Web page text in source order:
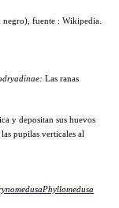
fuente : Wikipedia.
Las ranas
y depositan sus huevos
pupilas verticales al
Phyllomedusa